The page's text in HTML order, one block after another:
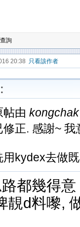
詢
20:38 只看該作者
帖由 kongchak
修正. 感謝~
用kydex去做
都幾得意
靚d料嚟,